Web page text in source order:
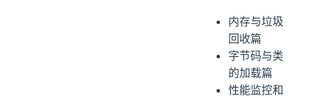
内存与垃圾
回收篇
字节码与类
的加载篇
性能监控和